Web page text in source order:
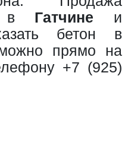
в Гатчине и
бетон в
прямо на
+7 (925)